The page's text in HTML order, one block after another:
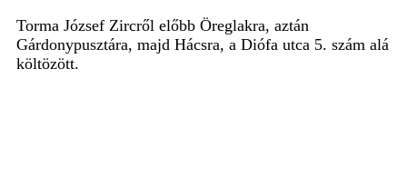
Torma József Zircről előbb Öreglakra, aztán
Gárdonypusztára, majd Hácsra, a Diófa utca 5. szám alá
költözött.